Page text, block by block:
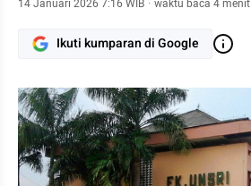
14 Januari 2026 7:16 WIB · waktu baca 4 menit
Ikuti kumparan di Google